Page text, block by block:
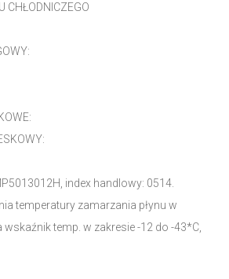
CHŁODNICZEGO
index handlowy: 0514.
temperatury zamarzania płynu w
temp. w zakresie -12 do -43*C,